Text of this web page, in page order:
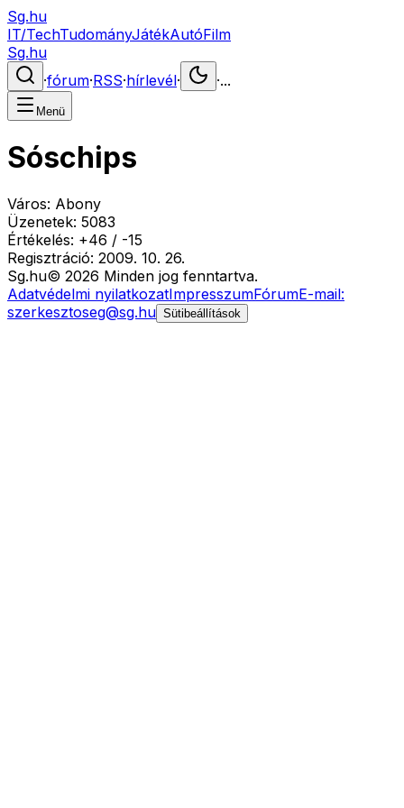
Sg.hu
IT/TechTudományJátékAutóFilm
Sg.hu
·fórum·RSS·hírlevél· ·...
Menü
Sóschips
Város: Abony
Üzenetek: 5083
Értékelés: +46 / -15
Regisztráció: 2009. 10. 26.
Sg.hu© 2026 Minden jog fenntartva.
Adatvédelmi nyilatkozatImpresszumFórumE-mail:
szerkesztoseg@sg.hu Sütibeállítások